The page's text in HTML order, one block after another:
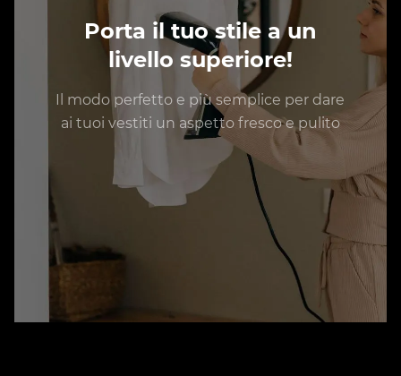
Porta il tuo stile a un
livello superiore!
Il modo perfetto e più semplice per dare
ai tuoi vestiti un aspetto fresco e pulito